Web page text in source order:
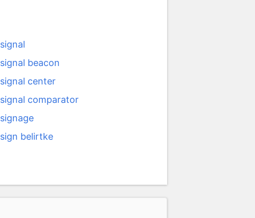
signal
signal beacon
signal center
signal comparator
signage
sign belirtke